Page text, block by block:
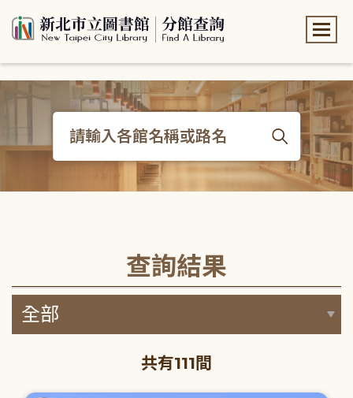
查詢結果
共有111間